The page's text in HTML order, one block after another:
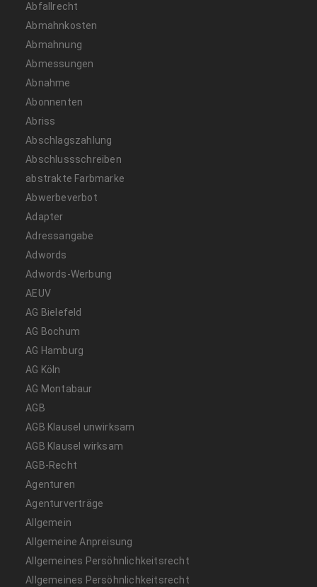
Abfallrecht
Abmahnkosten
Abmahnung
Abmessungen
Abnahme
Abonnenten
Abriss
Abschlagszahlung
Abschlussschreiben
abstrakte Farbmarke
Abwerbeverbot
Adapter
Adressangabe
Adwords
Adwords-Werbung
AEUV
AG Bielefeld
AG Bochum
AG Hamburg
AG Köln
AG Montabaur
AGB
AGB Klausel unwirksam
AGB Klausel wirksam
AGB-Recht
Agenturen
Agenturverträge
Allgemein
Allgemeine Anpreisung
Allgemeines Persöhnlichkeitsrecht
Allgemeines Persöhnlichkeitsrecht